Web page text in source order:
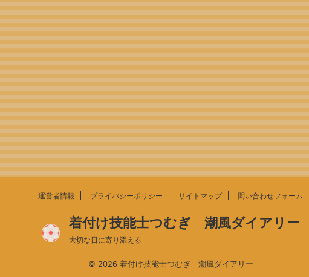
運営者情報 プライバシーポリシー サイトマップ 問い合わせフォーム
着付け技能士つむぎ 潮風ダイアリー
大切な日に寄り添える
© 2026 着付け技能士つむぎ 潮風ダイアリー